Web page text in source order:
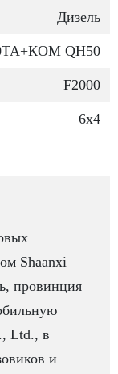
Дизель
QH50
F2000
6х4
Shaanxi
провинция
Ltd., в
и